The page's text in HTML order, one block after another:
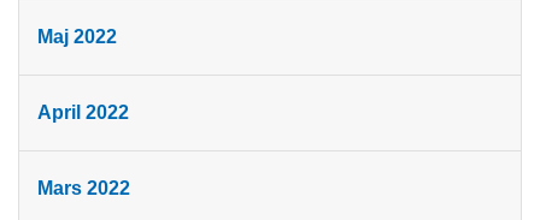
Maj 2022
April 2022
Mars 2022